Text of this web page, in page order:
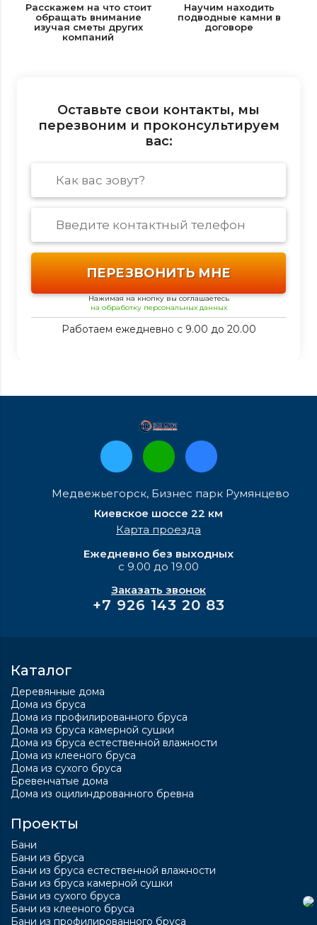
Расскажем на что стоит
обращать внимание
изучая сметы других
компаний
Научим находить
подводные камни в
договоре
Оставьте свои контакты, мы
перезвоним и проконсультируем
вас:
Нажимая на кнопку вы соглашаетесь
на обработку персональных данных
Работаем ежедневно с 9.00 до 20.00
Медвежьегорск, Бизнес парк Румянцево
Киевское шоссе 22 км
Карта проезда
Ежедневно без выходных
с 9.00 до 19.00
Заказать звонок
+7 926 143 20 83
Каталог
Деревянные дома
Дома из бруса
Дома из профилированного бруса
Дома из бруса камерной сушки
Дома из бруса естественной влажности
Дома из клееного бруса
Дома из сухого бруса
Бревенчатые дома
Дома из оцилиндрованного бревна
Проекты
Бани
Бани из бруса
Бани из бруса естественной влажности
Бани из бруса камерной сушки
Бани из сухого бруса
Бани из клееного бруса
Бани из профилированного бруса